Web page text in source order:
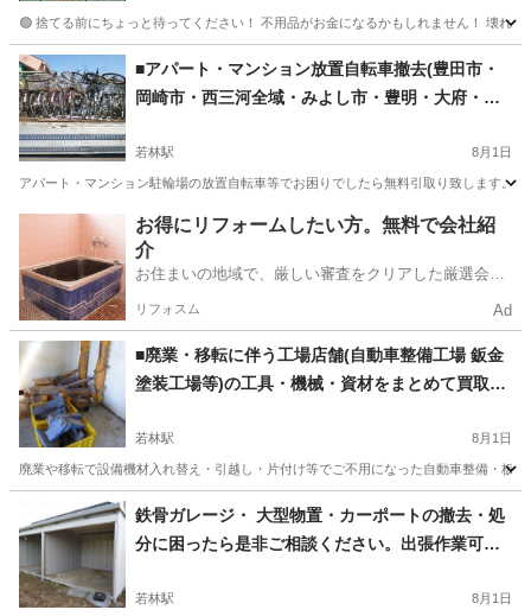
🟢 捨てる前にちょっと待ってください！ 不用品がお金になるかもしれません！ 壊
愛知 名古屋市 港北駅 買取
■アパート・マンション放置自転車撤去(豊田市・
岡崎市・西三河全域・みよし市・豊明・大府・豊
自転車無料引取 お困りの大家さん必見!西三河地域
アパート・マンションの放置自転車■対応エリア西
三河全域■処分に困ったら引取回収します■
若林駅 8月1日
アパート・マンション駐輪場の放置自転車等でお困りでしたら無料引取り致します。
豊田市 若林駅 不用品買取 愛知 安城市 安城駅
不用品買取 無料
お得にリフォームしたい方。無料で会社紹
介
お住まいの地域で、厳しい審査をクリアした厳選会社
リフォスム Ad
■廃業・移転に伴う工場店舗(自動車整備工場 鈑金
塗装工場等)の工具・機械・資材をまとめて買取・
若林駅 8月1日
廃業や移転で設備機材入れ替え・引越し・片付け等でご不用になった自動車整備・板
豊田市 若林駅 不用品買取 愛知 不用品買取
板金塗装
鉄骨ガレージ・ 大型物置・カーポートの撤去・処
分に困ったら是非ご相談ください。出張作業可能
市・知立市・碧南市・西尾市・豊明市・みよし
若林駅 8月1日